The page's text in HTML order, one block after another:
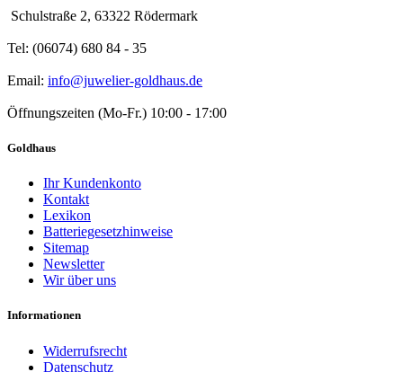
Schulstraße 2, 63322 Rödermark
Tel: (06074) 680 84 - 35
Email: info@juwelier-goldhaus.de
Öffnungszeiten (Mo-Fr.) 10:00 - 17:00
Goldhaus
Ihr Kundenkonto
Kontakt
Lexikon
Batteriegesetzhinweise
Sitemap
Newsletter
Wir über uns
Informationen
Widerrufsrecht
Datenschutz